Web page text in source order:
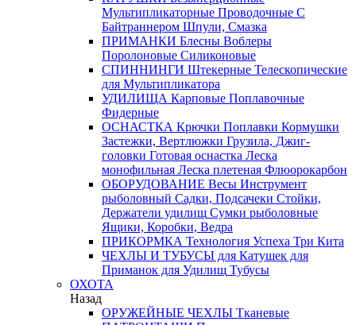
Мультипликаторные Проводочные С
Байтраннером Шпули, Смазка
ПРИМАНКИ Блесны Воблеры
Поролоновые Силиконовые
СПИННИНГИ Штекерные Телескопические
для Мультипликатора
УДИЛИЩА Карповые Поплавочные
Фидерные
ОСНАСТКА Крючки Поплавки Кормушки
Застежки, Вертлюжки Грузила, Джиг-
головки Готовая оснастка Леска
монофильная Леска плетеная Флюорокарбон
ОБОРУДОВАНИЕ Весы Инструмент
рыболовный Садки, Подсачеки Стойки,
Держатели удилищ Сумки рыболовные
Ящики, Коробки, Ведра
ПРИКОРМКА Технология Успеха Три Кита
ЧЕХЛЫ И ТУБУСЫ для Катушек для
Приманок для Удилищ Тубусы
ОХОТА
Назад
ОРУЖЕЙНЫЕ ЧЕХЛЫ Тканевые